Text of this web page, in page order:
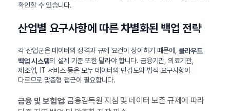
확인할 수 있습니다.
산업별 요구사항에 따른 차별화된 백업 전략
각 산업군은 데이터의 성격과 규제 요건이 상이하기 때문에, 클라우드
백업 시스템의 설계 기준 또한 달라야 합니다. 금융기관, 의료기관,
제조업, IT 서비스 등은 모두 데이터의 민감도와 법적 요구사항이
다르므로 맞춤형 접근이 필요합니다.
금융 및 보험업: 금융감독원 지침 및 데이터 보존 규제에 따라